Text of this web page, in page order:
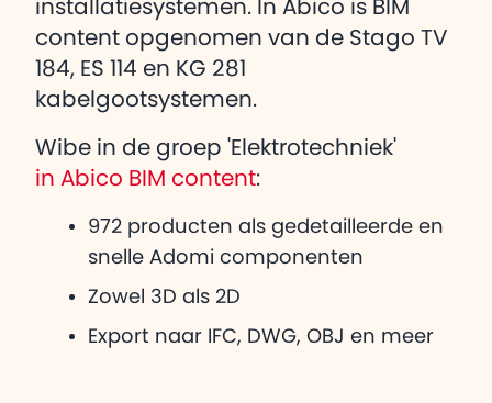
installatiesystemen. In Abico is BIM
content opgenomen van de Stago TV
184, ES 114 en KG 281
kabelgootsystemen.
Wibe in de groep 'Elektrotechniek'
in Abico BIM content:
972 producten als gedetailleerde en
snelle Adomi componenten
Zowel 3D als 2D
Export naar IFC, DWG, OBJ en meer